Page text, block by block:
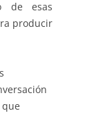
de esas
producir